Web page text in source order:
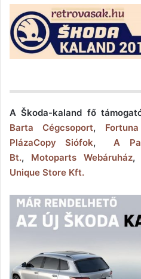
A Škoda-kaland fő
Barta Cégcsoport,
PlázaCopy Siófok,A
Bt., Motoparts Webáruház,
Unique Store Kft.